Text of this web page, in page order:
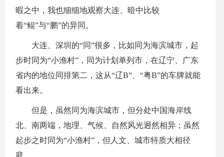
暇之中，我也细细地观察大连、暗中比较
着“鲲”与“鹏”的异同。
大连、深圳的“同”很多，比如同为海滨城市，起
步时同为“小渔村”，同为计划单列市，在辽宁、广东
省内的地位同排第二，这从“辽B”、“粤B”的车牌就能
看出来。
但是，虽然同为海滨城市，但分处中国海岸线
北、南两端，地理、气候、自然风光迥然相异；虽然
起步之时同为“小渔村”，但人文、城市特质大相径
庭。